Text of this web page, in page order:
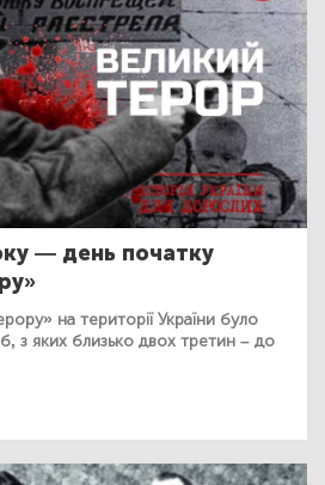
— день початку
на території України було
з яких близько двох третин – до